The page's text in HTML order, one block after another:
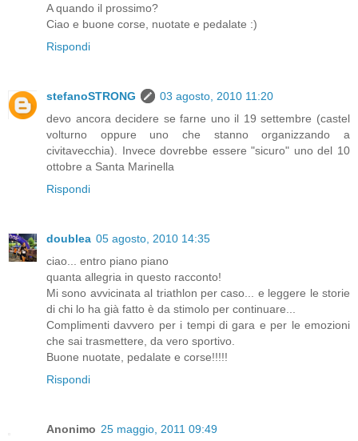
A quando il prossimo?
Ciao e buone corse, nuotate e pedalate :)
Rispondi
stefanoSTRONG
03 agosto, 2010 11:20
devo ancora decidere se farne uno il 19 settembre (castel
volturno oppure uno che stanno organizzando a
civitavecchia). Invece dovrebbe essere "sicuro" uno del 10
ottobre a Santa Marinella
Rispondi
doublea 05 agosto, 2010 14:35
ciao... entro piano piano
quanta allegria in questo racconto!
Mi sono avvicinata al triathlon per caso... e leggere le storie
di chi lo ha già fatto è da stimolo per continuare...
Complimenti davvero per i tempi di gara e per le emozioni
che sai trasmettere, da vero sportivo.
Buone nuotate, pedalate e corse!!!!!
Rispondi
Anonimo 25 maggio, 2011 09:49